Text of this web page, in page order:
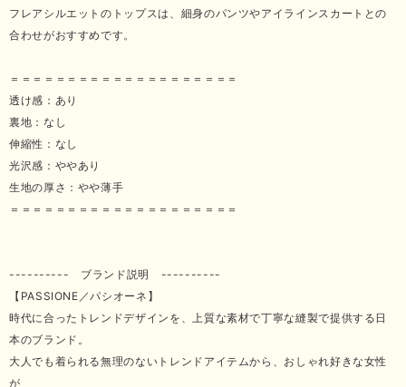
フレアシルエットのトップスは、細身のパンツやアイラインスカートとの
合わせがおすすめです。
＝＝＝＝＝＝＝＝＝＝＝＝＝＝＝＝＝＝＝＝
透け感：あり
裏地：なし
伸縮性：なし
光沢感：ややあり
生地の厚さ：やや薄手
＝＝＝＝＝＝＝＝＝＝＝＝＝＝＝＝＝＝＝＝
---------- ブランド説明 ----------
【PASSIONE／パシオーネ】
時代に合ったトレンドデザインを、上質な素材で丁寧な縫製で提供する日
本のブランド。
大人でも着られる無理のないトレンドアイテムから、おしゃれ好きな女性
が